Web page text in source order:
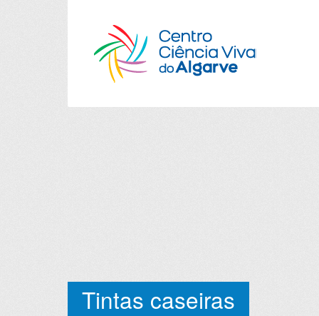
Tintas caseiras